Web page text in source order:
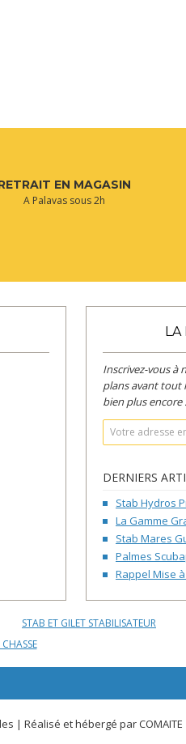
EN MAGASIN
A Palavas sous 2h
LA
Inscrivez-vous à
plans avant tout
bien plus encore !
DERNIERS
Stab Hydros
La Gamme
Stab Mares
Palmes
Rappel Mise
STAB ET GILET STABILISATEUR
| Réalisé et hébergé parCOMAITE